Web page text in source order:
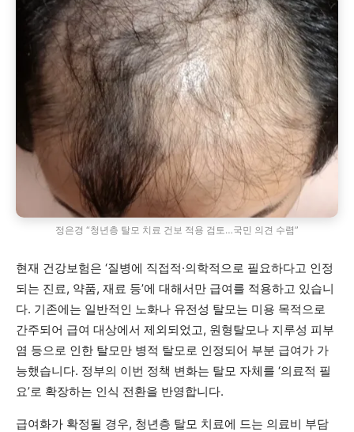
정은경 “청년층 탈모 치료 건보 적용 검토…국민 의견 수렴”
현재 건강보험은 ‘질병에 직접적·의학적으로 필요하다고 인정
되는 진료, 약품, 재료 등’에 대해서만 급여를 적용하고 있습니
다. 기존에는 일반적인 노화나 유전성 탈모는 미용 목적으로
간주되어 급여 대상에서 제외되었고, 원형탈모나 지루성 피부
염 등으로 인한 탈모만 병적 탈모로 인정되어 부분 급여가 가
능했습니다. 정부의 이번 정책 변화는 탈모 자체를 ‘의료적 필
요’로 확장하는 인식 전환을 반영합니다.
급여화가 확정될 경우, 청년층 탈모 치료에 드는 의료비 부담